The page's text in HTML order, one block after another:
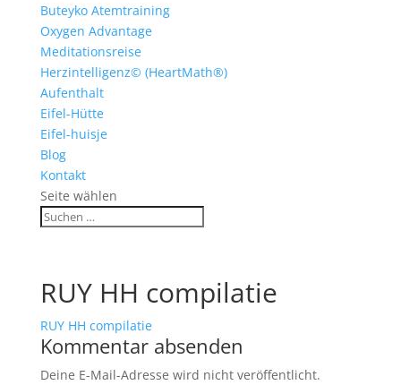
Buteyko Atemtraining
Oxygen Advantage
Meditationsreise
Herzintelligenz© (HeartMath®)
Aufenthalt
Eifel-Hütte
Eifel-huisje
Blog
Kontakt
Seite wählen
RUY HH compilatie
RUY HH compilatie
Kommentar absenden
Deine E-Mail-Adresse wird nicht veröffentlicht.